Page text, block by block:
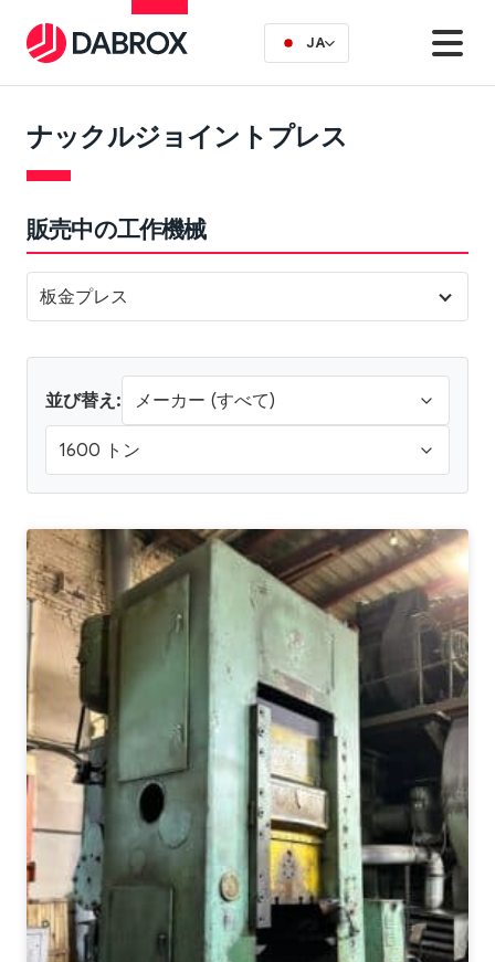
ナックルジョイントプレス
販売中の工作機械
板金プレス
並び替え: